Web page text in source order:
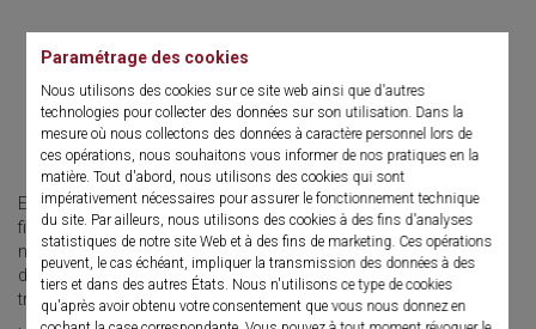
Paramétrage des cookies
Nous utilisons des cookies sur ce site web ainsi que d'autres
technologies pour collecter des données sur son utilisation. Dans la
mesure où nous collectons des données à caractère personnel lors de
ces opérations, nous souhaitons vous informer de nos pratiques en la
matière. Tout d'abord, nous utilisons des cookies qui sont
impérativement nécessaires pour assurer le fonctionnement technique
du site. Par ailleurs, nous utilisons des cookies à des fins d'analyses
statistiques de notre site Web et à des fins de marketing. Ces opérations
peuvent, le cas échéant, impliquer la transmission des données à des
tiers et dans des autres États. Nous n'utilisons ce type de cookies
qu'après avoir obtenu votre consentement que vous nous donnez en
Urétéro-rénoscope à fibres
Ultramince
En raison de ses très petites dimensions, l’urétéro-rénoscope à
fibres ultramince est destiné à des actes thérapeutiques sur des
nourrissons, enfants et adolescents. Le canal opérateur et
d’irrigation de forme ovale garantit une irrigation optimale et un
travail réalisé avec les instruments auxiliaires appropriés.